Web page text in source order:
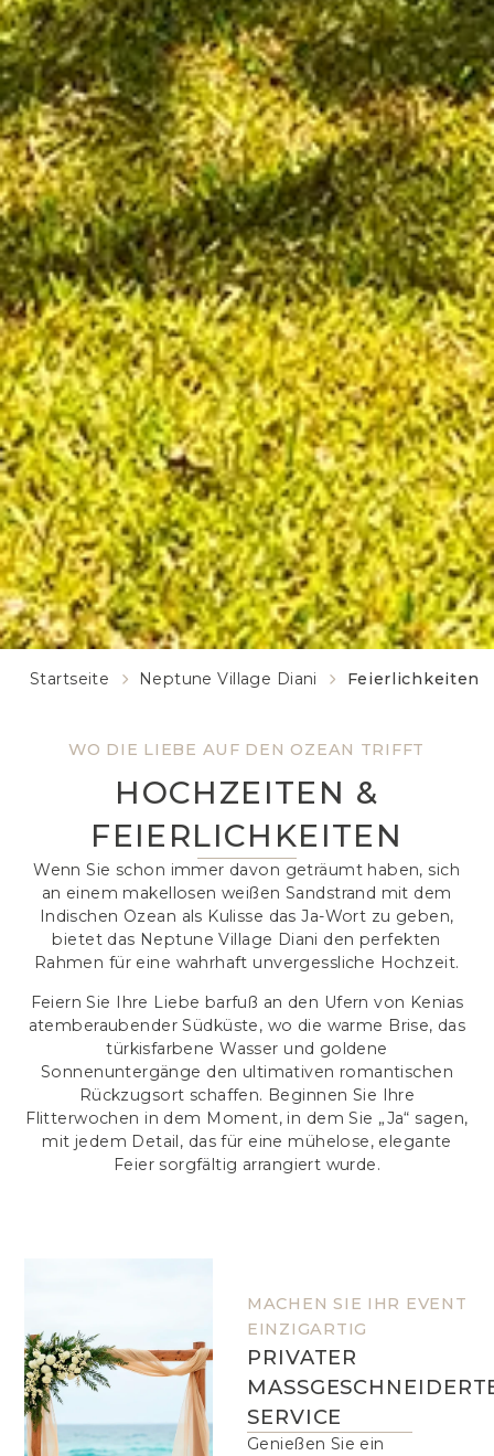
WO DIE LIEBE AUF DEN OZEAN TRIFFT
HOCHZEITEN &
FEIERLICHKEITEN
Wenn Sie schon immer davon geträumt haben, sich
an einem makellosen weißen Sandstrand mit dem
Indischen Ozean als Kulisse das Ja-Wort zu geben,
bietet das Neptune Village Diani den perfekten
Rahmen für eine wahrhaft unvergessliche Hochzeit.
Feiern Sie Ihre Liebe barfuß an den Ufern von Kenias
atemberaubender Südküste, wo die warme Brise, das
türkisfarbene Wasser und goldene
Sonnenuntergänge den ultimativen romantischen
Rückzugsort schaffen. Beginnen Sie Ihre
Flitterwochen in dem Moment, in dem Sie „Ja“ sagen,
mit jedem Detail, das für eine mühelose, elegante
Feier sorgfältig arrangiert wurde.
Startseite Neptune Village Diani Feierlichkeiten
MACHEN SIE IHR EVENT
EINZIGARTIG
PRIVATER
SERVICE
Genießen Sie ein